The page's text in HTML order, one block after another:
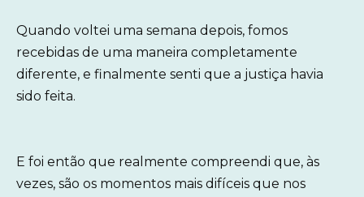
Quando voltei uma semana depois, fomos
recebidas de uma maneira completamente
diferente, e finalmente senti que a justiça havia
sido feita.
E foi então que realmente compreendi que, às
vezes, são os momentos mais difíceis que nos